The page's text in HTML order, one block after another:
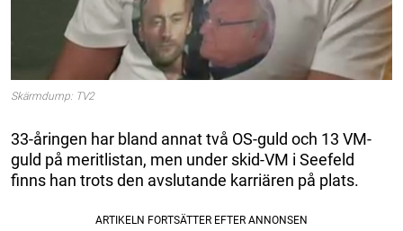
Skärmdump: TV2
33-åringen har bland annat två OS-guld och 13 VM-
guld på meritlistan, men under skid-VM i Seefeld
finns han trots den avslutande karriären på plats.